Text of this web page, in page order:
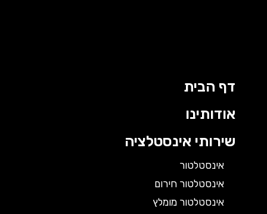
דף הבית
אודותינו
שירותי אינסטלציה
אינסטלטור
אינסטלטור חירום
אינסטלטור מומלץ